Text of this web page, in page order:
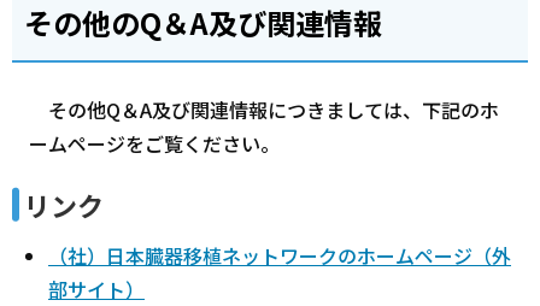
その他のQ＆A及び関連情報
その他Q＆A及び関連情報につきましては、下記のホ
ームページをご覧ください。
リンク
（社）日本臓器移植ネットワークのホームページ（外
部サイト）